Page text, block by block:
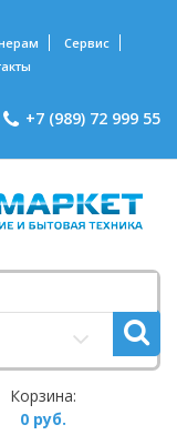
Сервис
+7 (989) 72 999 55
Корзина:
0 руб.